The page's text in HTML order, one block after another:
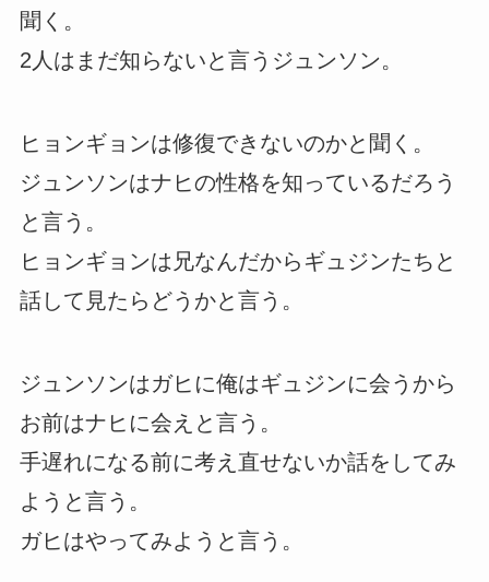
聞く。
2人はまだ知らないと言うジュンソン。
ヒョンギョンは修復できないのかと聞く。
ジュンソンはナヒの性格を知っているだろう
と言う。
ヒョンギョンは兄なんだからギュジンたちと
話して見たらどうかと言う。
ジュンソンはガヒに俺はギュジンに会うから
お前はナヒに会えと言う。
手遅れになる前に考え直せないか話をしてみ
ようと言う。
ガヒはやってみようと言う。